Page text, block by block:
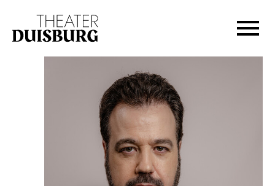
Zur Hauptnavigation springen
Zum Footer springen